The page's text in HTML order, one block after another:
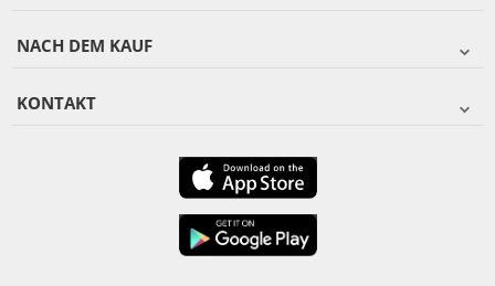
NACH DEM KAUF
KONTAKT